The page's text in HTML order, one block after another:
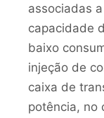
associadas
capacidade
baixo
injeção de
caixa de
potência, no